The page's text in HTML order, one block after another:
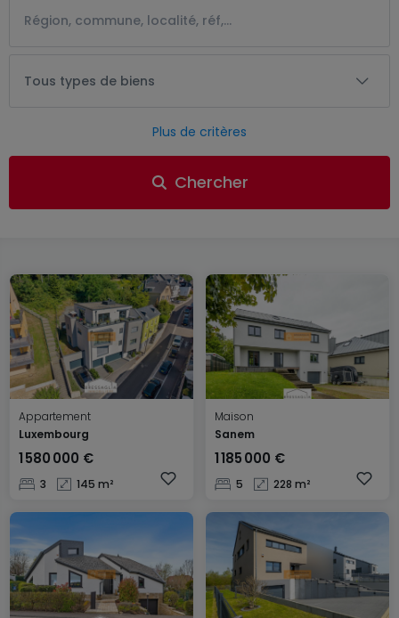
Tous types de biens
Plus de critères
Chercher
Appartement
Luxembourg
1 580 000 €
3 145 m²
Maison
Sanem
1 185 000 €
5 228 m²